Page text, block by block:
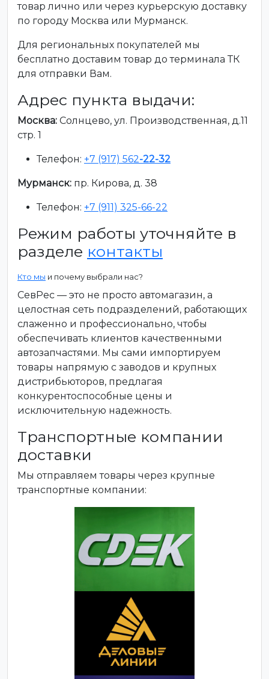
товар лично или через курьерскую доставку
по городу Москва или Мурманск.
Для региональных покупателей мы
бесплатно доставим товар до терминала ТК
для отправки Вам.
Адрес пункта выдачи:
Москва: Солнцево, ул. Производственная, д.11
стр. 1
Телефон: +7 (917) 562-22-32
Мурманск: пр. Кирова, д. 38
Телефон: +7 (911) 325-66-22
Режим работы уточняйте в
разделе контакты
Кто мы и почему выбрали нас?
СевРес — это не просто автомагазин, а
целостная сеть подразделений, работающих
слаженно и профессионально, чтобы
обеспечивать клиентов качественными
автозапчастями. Мы сами импортируем
товары напрямую с заводов и крупных
дистрибьюторов, предлагая
конкурентоспособные цены и
исключительную надежность.
Транспортные компании
доставки
Мы отправляем товары через крупные
транспортные компании: